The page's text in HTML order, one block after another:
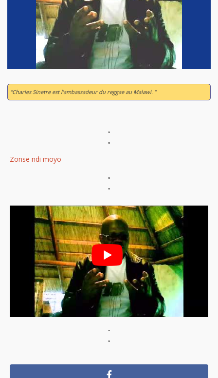
“Charles Sinetre est l'ambassadeur du reggae au Malawi. ”
"
"
Zonse ndi moyo
"
"
"
"